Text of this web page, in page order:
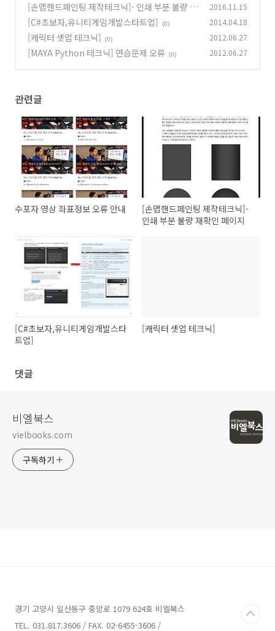
[손맵핸드페인팅 제작테크닉]- 인쇄 부분 불량 재
확인 페이지 (0)
2016.11.15
[C#초보자,유니티게임개발스타트업] (0) 2014.04.18
[캐릭터 셋업 테크닉] (0) 2012.06.27
[MAYA Python 테크닉] 연습문제 오류 (0) 2012.06.27
관련글
수포자 영상 좌표정보 오류 안내
[손맵핸드페인팅 제작테크닉]-
인쇄 부분 불량 재확인 페이지
[C#초보자,유니티게임개발스타
트업]
[캐릭터 셋업 테크닉]
댓글
비엘북스
vielbooks.com
구독하기
경기 고양시 일산동구 중앙로 1079 624호 비엘북스
TEL. 031.817.3606 / FAX. 02-6455-3606 /